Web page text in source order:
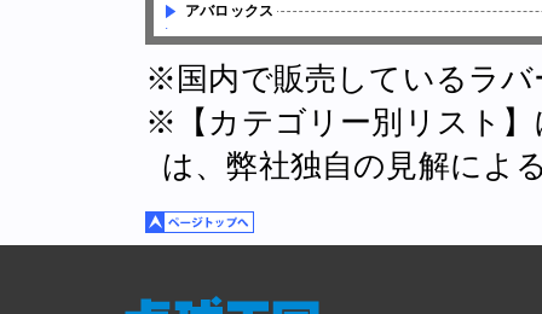
アバロックス
※国内で販売しているラ
※【カテゴリー別リスト
は、弊社独自の見解によ